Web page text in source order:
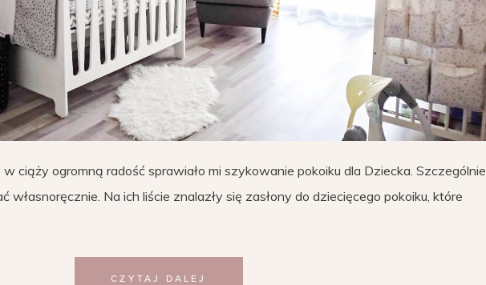
ciąży ogromną radość sprawiało mi szykowanie pokoiku dla Dziecka. Szczególnie
własnoręcznie. Na ich liście znalazły się zasłony do dziecięcego pokoiku, które
CZYTAJ DALEJ